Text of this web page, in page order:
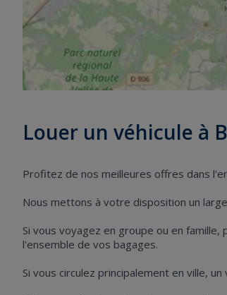
Louer un véhicule à
Profitez de nos meilleures offres dans
Nous mettons à votre disposition un
Si vous voyagez en groupe ou en
l'ensemble de vos bagages.
Si vous circulez principalement en ville,